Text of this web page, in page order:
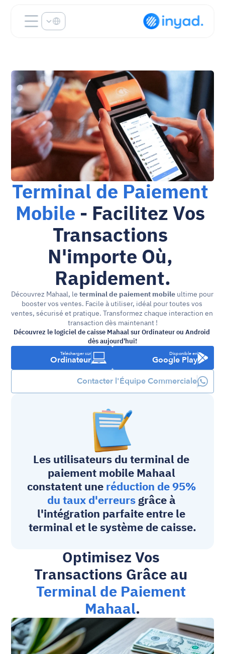
Terminal de Paiement
Mobile - Facilitez Vos
Transactions
N'importe Où,
Rapidement.
Découvrez Mahaal, le terminal de paiement mobile ultime pour
booster vos ventes. Facile à utiliser, idéal pour toutes vos
ventes, sécurisé et pratique. Transformez chaque interaction en
transaction dès maintenant !
Découvrez le logiciel de caisse Mahaal sur Ordinateur ou Android
dès aujourd'hui!
Disponible en
Google Play
Télécharger sur
Ordinateur
Contacter l'Équipe Commerciale
Les utilisateurs du terminal de
paiement mobile Mahaal
constatent une réduction de 95%
du taux d'erreurs grâce à
l'intégration parfaite entre le
terminal et le système de caisse.
Optimisez Vos
Terminal de Paiement
Mahaal.
Select Language